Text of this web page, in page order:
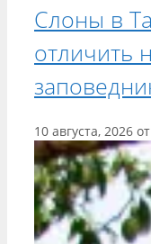
Слоны в
отличить
10 августа, 2026 от